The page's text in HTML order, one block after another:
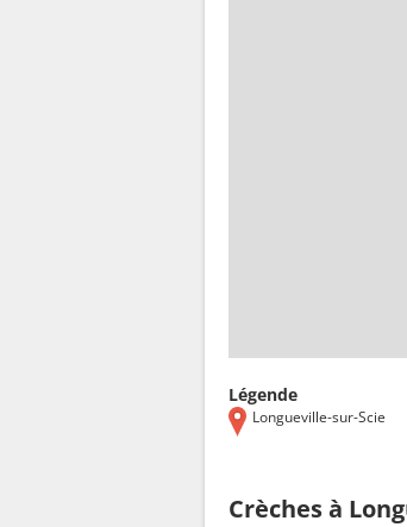
Légende
Longueville-sur-Scie
Crèches à